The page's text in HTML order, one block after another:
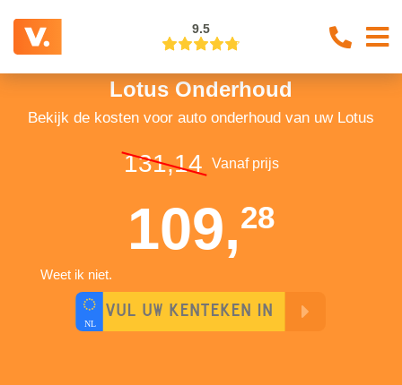
9.5
Lotus Onderhoud
Bekijk de kosten voor auto onderhoud van uw Lotus
131,14 Vanaf prijs
109,28
Weet ik niet.